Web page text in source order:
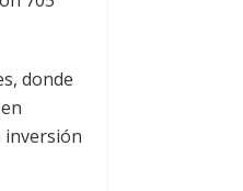
donde
inversión